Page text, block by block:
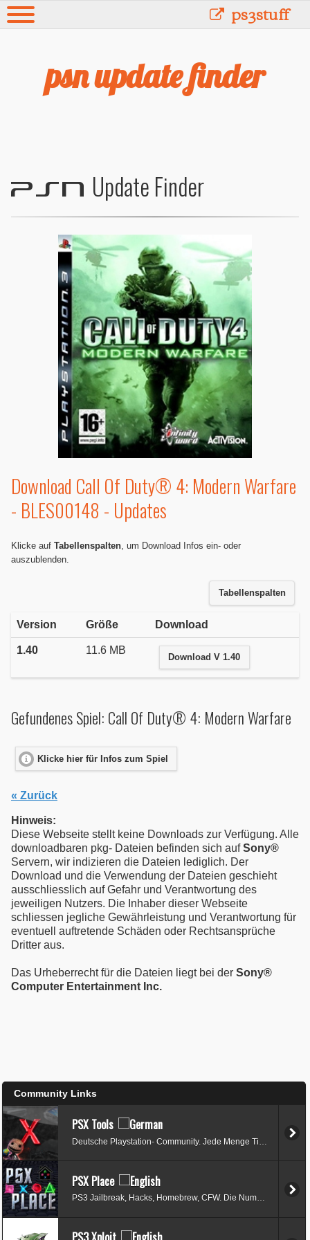
ps3stuff
psn update finder
PSN Update Finder
Download Call Of Duty® 4: Modern Warfare
- BLES00148 - Updates
Klicke auf Tabellenspalten , um Download Infos ein- oder
auszublenden.
Tabellenspalten
Version Größe Download
1.40 11.6 MB
Download V 1.40
Gefundenes Spiel: Call Of Duty® 4: Modern Warfare
Klicke hier für Infos zum Spiel
« Zurück
Hinweis:
Diese Webseite stellt keine Downloads zur Verfügung. Alle
downloadbaren pkg- Dateien befinden sich aufSony®
Servern, wir indizieren die Dateien lediglich. Der
Download und die Verwendung der Dateien geschieht
ausschliesslich auf Gefahr und Verantwortung des
jeweiligen Nutzers. Die Inhaber dieser Webseite
schliessen jegliche Gewährleistung und Verantwortung für
eventuell auftretende Schäden oder Rechtsansprüche
Dritter aus.
Das Urheberrecht für die Dateien liegt bei der Sony®
Computer Entertainment Inc.
Community Links
PSX Tools
PSX Place
PS3 Jailbreak, Hacks, Homebrew, CFW. Die Nummer 1 der Szene.